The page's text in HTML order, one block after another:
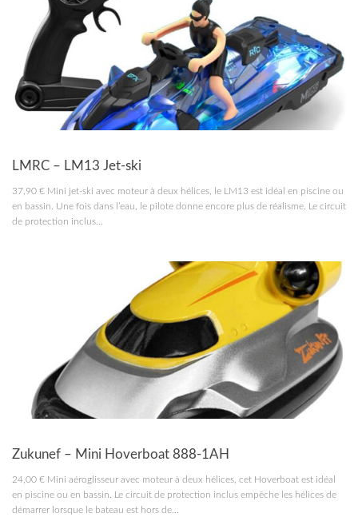
LMRC – LM13 Jet-ski
37,90 € Mini jet-ski avec moteur à deux hélices, le LM13 est idéal en piscine ou
en bassin. Une fois dans l’eau, le pilote donne encore plus de réalisme. Le circuit
de protection inclus...
Zukunef – Mini Hoverboat 888-1AH
24,00 € Mini aéroglisseur avec moteur à deux hélices, cet Hoverboat est idéal
en piscine ou en bassin. Le circuit de protection inclus empêche les hélices de
démarrer lorsque le bateau est hors de...